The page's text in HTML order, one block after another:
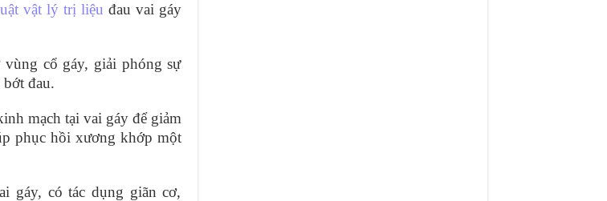
vật lý trị liệu đau vai gáy
cổ gáy, giải phóng sự
đau.
mạch tại vai gáy để giảm
phục hồi xương khớp một
gáy, có tác dụng giãn cơ,